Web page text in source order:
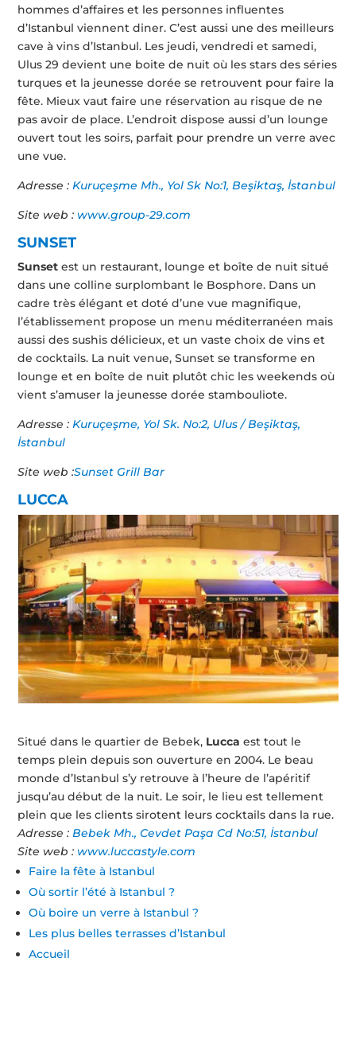
hommes d’affaires et les personnes influentes
d’Istanbul viennent diner. C’est aussi une des meilleurs
cave à vins d’Istanbul. Les jeudi, vendredi et samedi,
Ulus 29 devient une boite de nuit où les stars des séries
turques et la jeunesse dorée se retrouvent pour faire la
fête. Mieux vaut faire une réservation au risque de ne
pas avoir de place. L’endroit dispose aussi d’un lounge
ouvert tout les soirs, parfait pour prendre un verre avec
une vue.
Adresse :Kuruçeşme Mh., Yol Sk No:1, Beşiktaş, İstanbul
Site web : www.group-29.com
SUNSET
Sunset est un restaurant, lounge et boîte de nuit situé
dans une colline surplombant le Bosphore. Dans un
cadre très élégant et doté d’une vue magnifique,
l’établissement propose un menu méditerranéen mais
aussi des sushis délicieux, et un vaste choix de vins et
de cocktails. La nuit venue, Sunset se transforme en
lounge et en boîte de nuit plutôt chic les weekends où
vient s’amuser la jeunesse dorée stambouliote.
Adresse : Kuruçeşme, Yol Sk. No:2, Ulus / Beşiktaş,
İstanbul
Site web :Sunset Grill Bar
LUCCA
Situé dans le quartier de Bebek, Lucca est tout le
temps plein depuis son ouverture en 2004. Le beau
monde d’Istanbul s’y retrouve à l’heure de l’apéritif
jusqu’au début de la nuit. Le soir, le lieu est tellement
plein que les clients sirotent leurs cocktails dans la rue.
Adresse :Bebek Mh., Cevdet Paşa Cd No:51, İstanbul
Site web : www.luccastyle.com
Faire la fête à Istanbul
Où sortir l’été à Istanbul ?
Où boire un verre à Istanbul ?
Les plus belles terrasses d’Istanbul
Accueil